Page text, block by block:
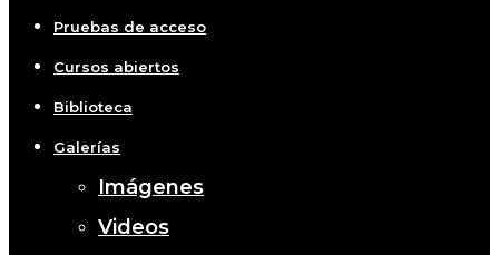
Pruebas de acceso
Cursos abiertos
Biblioteca
Galerías
Imágenes
Videos